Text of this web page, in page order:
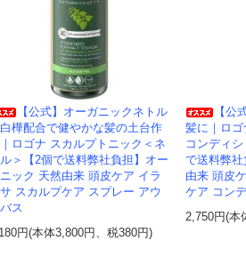
【公式】オーガニックネトル
樺配合で健やかな髪の土台作
ロゴナ スカルプトニック＜ネ
ル＞【2個で送料弊社負担】オー
ック 天然由来 頭皮ケア イラ
スカルプケア スプレー アウ
ス
円(本体3,800円、税380円)
【公
髪に｜ロ
コンディ
で送料弊
由来 頭皮
ケア コン
2,750円(本